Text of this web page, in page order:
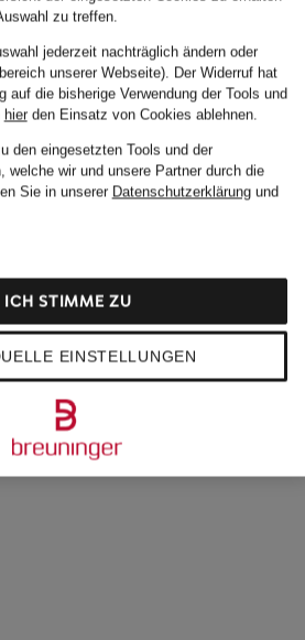
RAFAEL
Regular Fit
89,99 €
80,99 €
Ursprünglich:
Chino Regular Fit
79,99 €
Bestpreis:
Ursprünglich:129,99 €
zu treffen.
jederzeit nachträglich ändern oder
unserer Webseite). Der Widerruf hat
auf die bisherige Verwendung der Tools und
hierden Einsatz von Cookies ablehnen.
den eingesetzten Tools und der
welche wir und unsere Partner durch die
Sie in unserer Datenschutzerklärungund
EINSTELLUNGEN
ICH STIMME ZU